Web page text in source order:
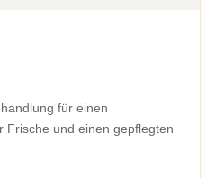
für einen
Frische und einen gepflegten